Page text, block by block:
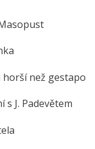
horší než gestapo
J. Padevětem